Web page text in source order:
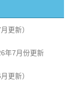
更新）
年7月份更新
更新）